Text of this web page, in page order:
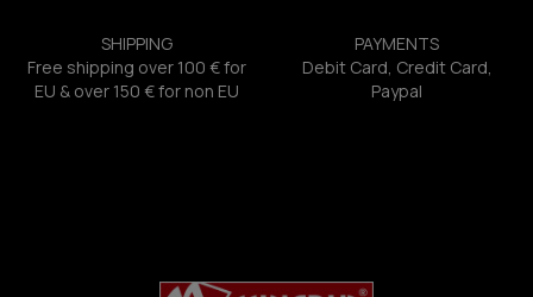
SHIPPING
Free shipping over 100 € for
EU & over 150 € for non EU
PAYMENTS
Debit Card, Credit Card,
Paypal